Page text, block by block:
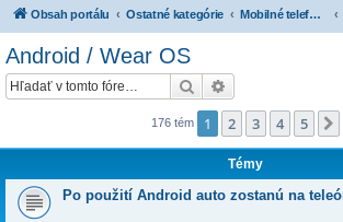
Obsah portálu Ostatné kategórie Mobilné telefóny, tablety, wearables a mobilné siete
Android / Wear OS
Hľadať
176 tém 1 2 3 4 5
Témy
Po použití Android auto zostanú na